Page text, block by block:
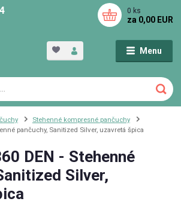
Menu
0 ks
za 0,00 EUR
Stehenné kompresné pančuchy
pančuchy, Sanitized Silver, uzavretá špica
DEN - Stehenné
Silver,